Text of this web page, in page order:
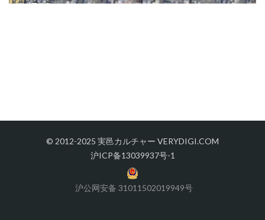
© 2012-2025 実邑カルチャー VERYDIGI.COM
沪ICP备13039937号-1
沪公网安备 31011502019949号